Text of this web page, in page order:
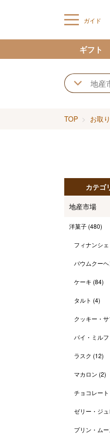
ガイド
ギフト
TOP お取
カテゴ
地産市場
洋菓子 (480)
フィナンシ
バウムクーヘ
ケーキ (84)
タルト (4)
クッキー・
パイ・ミルフ
ラスク (12)
マカロン (2)
チョコレート
ゼリー・ジュ
プリン・ム